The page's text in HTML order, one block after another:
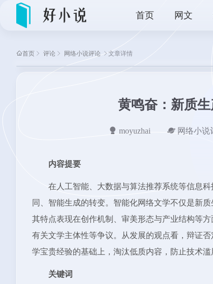
首页 网文
首页 评论 网络小说评论 文章详情
黄鸣奋：新质
moyuzhai 网络小说
内容提要
在人工智能、大数据与算法推荐系统等信息
同、智能生成的转变。智能化网络文学不仅是新
其特点表现在创作机制、审美形态与产业结构等
有关文学主体性等争议。从发展的观点看，辩证
学宝贵经验的基础上，淘汰低质内容，防止技术
关键词